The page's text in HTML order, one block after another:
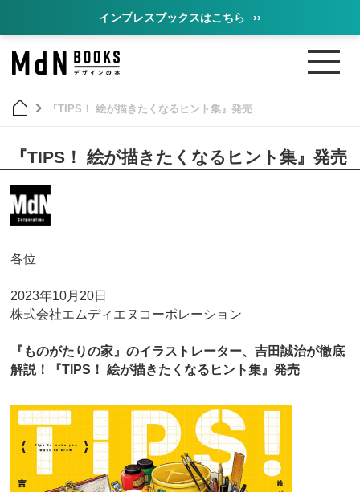
インプレスブックスはこちら ››
『TIPS！ 絵が描きたくなるヒント集』発売
『TIPS！ 絵が描きたくなるヒント集』発売
各位
2023年10月20日
株式会社エムディエヌコーポレーション
『ものがたりの家』のイラストレーター、吉田誠治が徹底
解説！『TIPS！ 絵が描きたくなるヒント集』発売